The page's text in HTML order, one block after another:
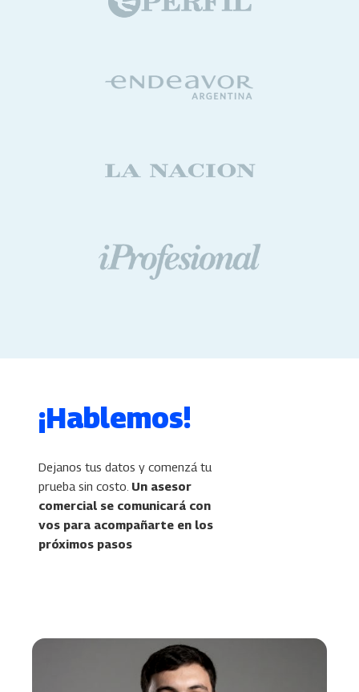
¡Hablemos!
Dejanos tus datos y comenzá tu
prueba sin costo. Un asesor
comercial se comunicará con
vos para acompañarte en los
próximos pasos